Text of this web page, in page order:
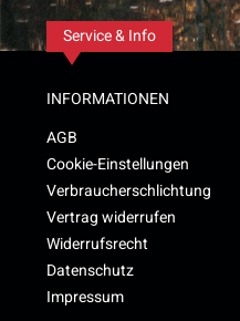
Service & Info
INFORMATIONEN
AGB
Cookie-Einstellungen
Verbraucherschlichtung
Vertrag widerrufen
Widerrufsrecht
Datenschutz
Impressum